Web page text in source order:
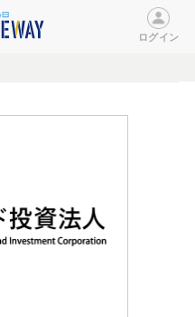
ログイン